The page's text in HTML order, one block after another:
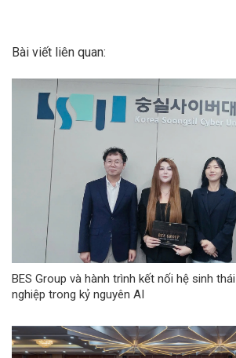
Bài viết liên quan:
BES Group và hành trình kết nối hệ sinh
nghiệp trong kỷ nguyên AI